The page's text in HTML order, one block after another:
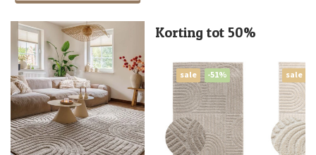
Korting tot 50%
sale -51% sale